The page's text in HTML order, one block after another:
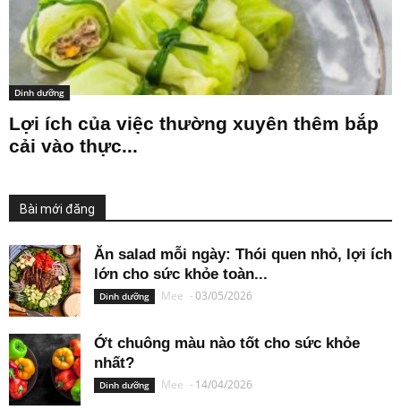
Dinh dưỡng
Lợi ích của việc thường xuyên thêm bắp
cải vào thực...
Bài mới đăng
Ăn salad mỗi ngày: Thói quen nhỏ, lợi ích
lớn cho sức khỏe toàn...
Dinh dưỡng Mee -03/05/2026
Ớt chuông màu nào tốt cho sức khỏe
nhất?
Dinh dưỡng Mee - 14/04/2026